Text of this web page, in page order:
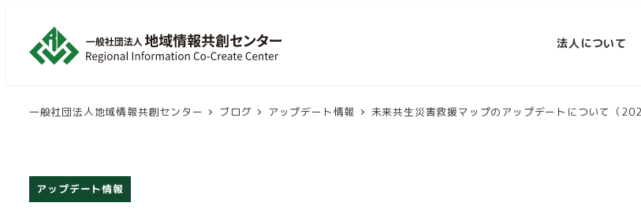
法人について
一般社団法人地域情報共創センター ブログ アップデート情報 未来共生災害救援マップのアップデートについて（
アップデート情報